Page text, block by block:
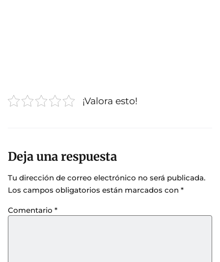
¡Valora esto!
Deja una respuesta
Tu dirección de correo electrónico no será publicada.
Los campos obligatorios están marcados con *
Comentario *